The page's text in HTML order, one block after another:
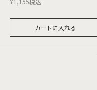
カートに入れる